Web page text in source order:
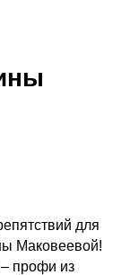
для
Маковеевой!
профи из